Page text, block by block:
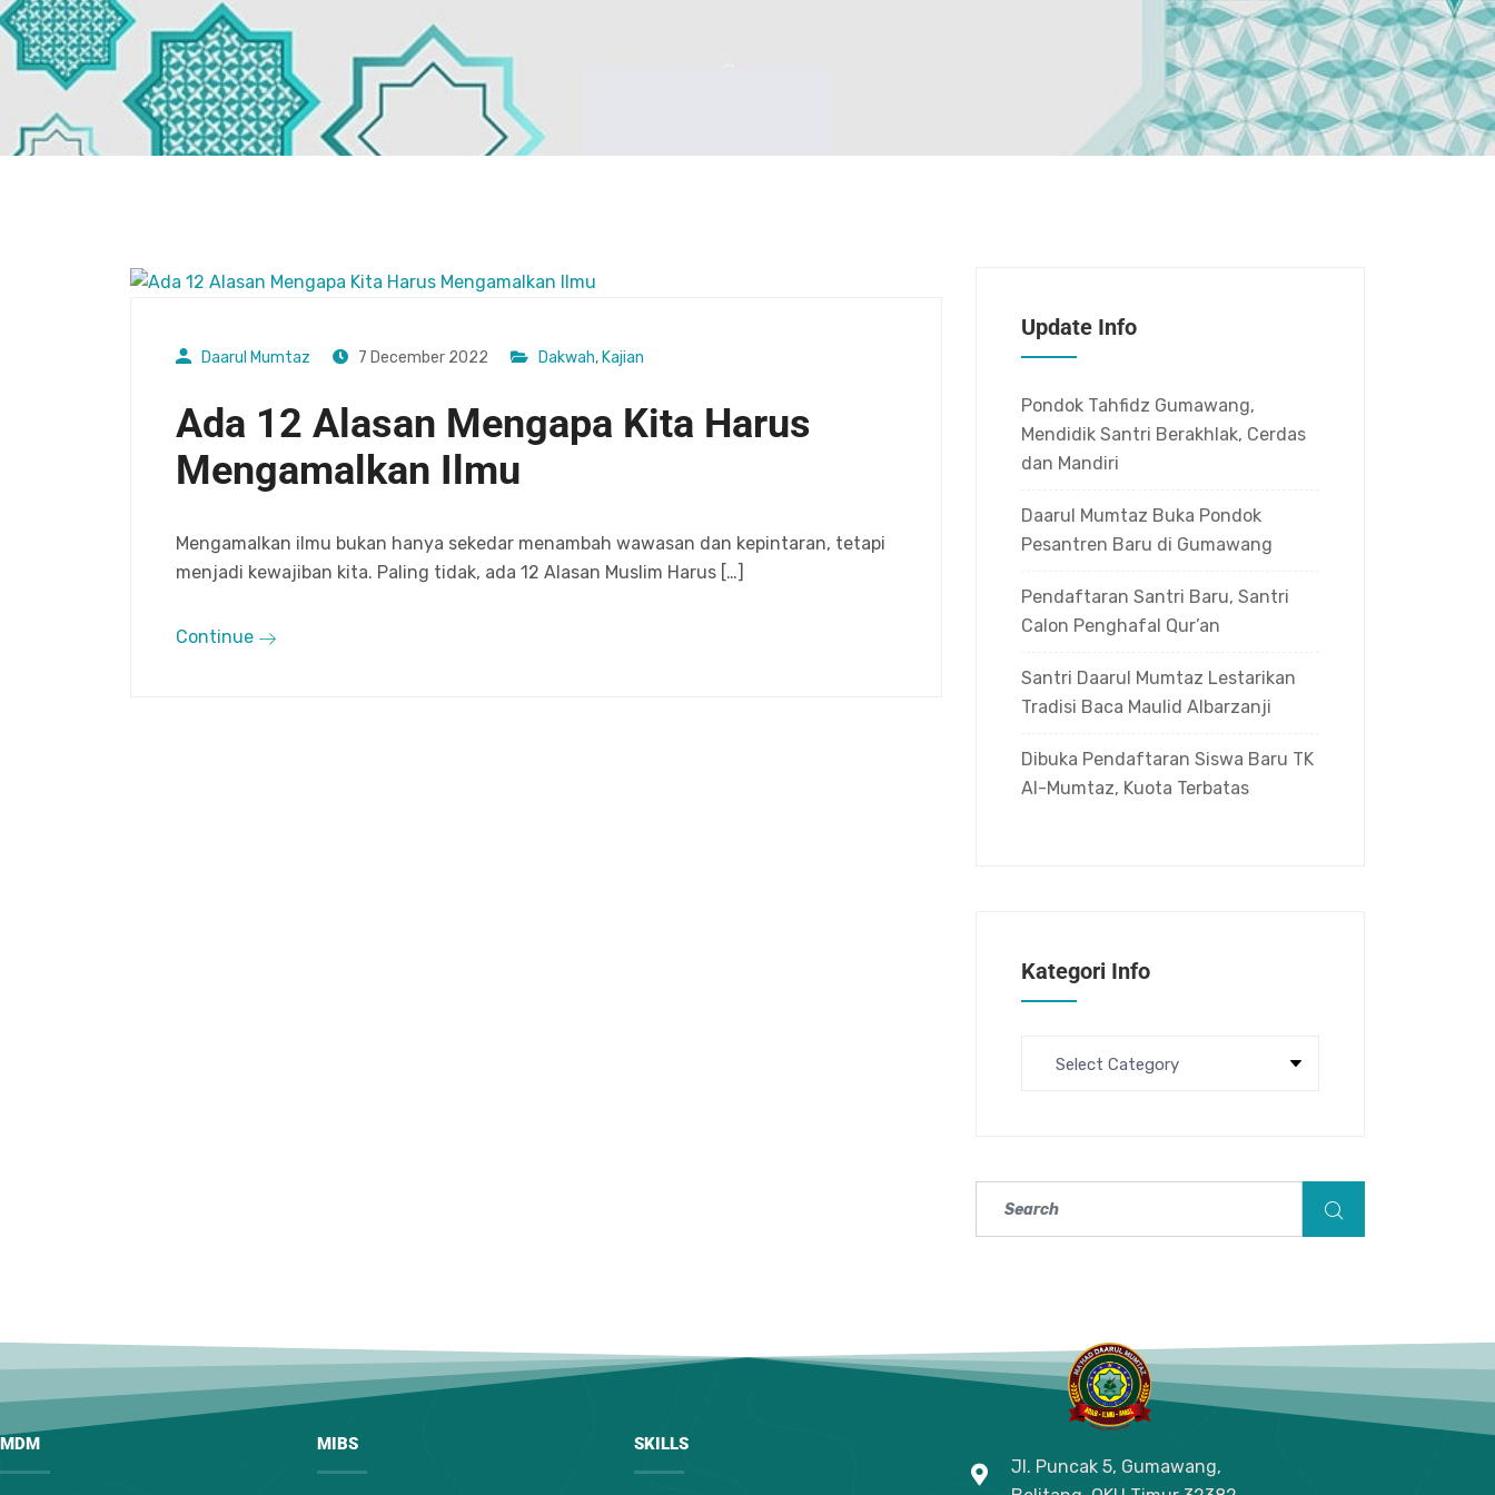
Daarul Mumtaz 7 December 2022 Dakwah, Kajian
Ada 12 Alasan Mengapa Kita Harus
Mengamalkan Ilmu
Mengamalkan ilmu bukan hanya sekedar menambah wawasan dan kepintaran, tetapi
menjadi kewajiban kita. Paling tidak, ada 12 Alasan Muslim Harus […]
Continue
Update Info
Pondok Tahfidz Gumawang,
Mendidik Santri Berakhlak, Cerdas
dan Mandiri
Daarul Mumtaz Buka Pondok
Pesantren Baru di Gumawang
Pendaftaran Santri Baru, Santri
Calon Penghafal Qur’an
Santri Daarul Mumtaz Lestarikan
Tradisi Baca Maulid Albarzanji
Dibuka Pendaftaran Siswa Baru TK
Al-Mumtaz, Kuota Terbatas
Kategori Info
MDM MIBS SKILLS
Jl. Puncak 5, Gumawang,